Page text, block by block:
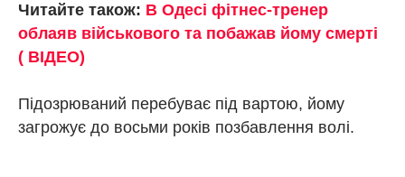
Читайте також: В Одесі фітнес-тренер
облаяв військового та побажав йому смерті
( ВІДЕО)
Підозрюваний перебуває під вартою, йому
загрожує до восьми років позбавлення волі.